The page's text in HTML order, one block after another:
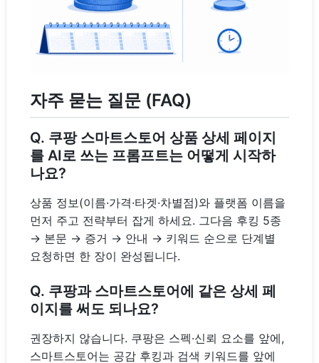
자주 묻는 질문 (FAQ)
Q. 쿠팡 스마트스토어 상품 상세 페이지
를 AI로 쓰는 프롬프트는 어떻게 시작하
나요?
상품 정보(이름·가격·타겟·차별점)와 플랫폼 이름을
먼저 주고 전략부터 잡게 하세요. 그다음 후킹 5종
→ 본문 → 증거 → 안내 → 키워드 순으로 단계별
요청하면 한 장이 완성됩니다.
Q. 쿠팡과 스마트스토어에 같은 상세 페
이지를 써도 되나요?
권장하지 않습니다. 쿠팡은 스펙·신뢰 요소를 앞에,
스마트스토어는 공감 후킹과 검색 키워드를 앞에